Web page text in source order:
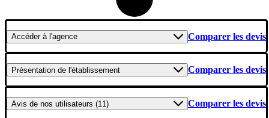
Accéderà l'agence Comparer les devis
Présentation de l'établissement Comparer les devis
Avis de nos utilisateurs (11) Comparer les devis